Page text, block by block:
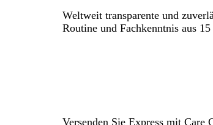
Weltweit transparente und
Routine und Fachkenntnis aus
Versenden Sie Express mit